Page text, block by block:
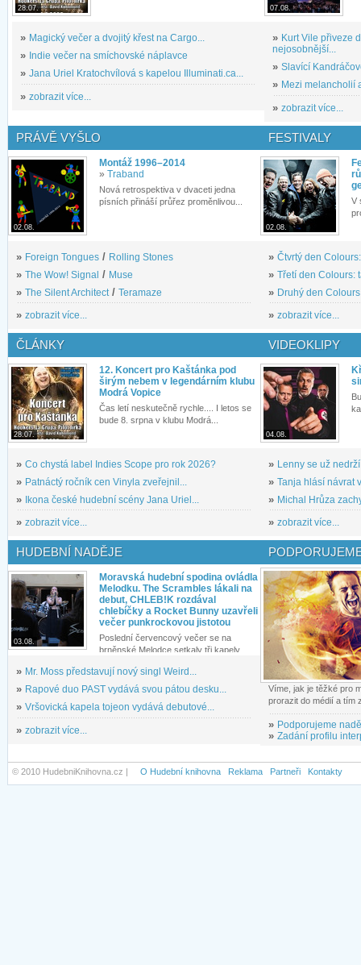
28.07.
» Magický večer a dvojitý křest na Cargo...
» Indie večer na smíchovské náplavce
» Jana Uriel Kratochvílová s kapelou Illuminati.ca...
» zobrazit více...
07.08.
» Kurt Vile přiveze
nejosobnější...
» Slavící
» Mezi melancholií
» zobrazit více...
PRÁVĚ VYŠLO
02.08.
Montáž 1996–2014
» Traband
Nová retrospektiva v dvaceti jedna
písních přináší průřez proměnlivou...
» Foreign Tongues / Rolling Stones
» The Wow! Signal / Muse
» The Silent Architect / Teramaze
» zobrazit více...
FESTIVALY
02.08.
V
» Čtvrtý den
» Třetí den Colours:
» Druhý den
» zobrazit více...
ČLÁNKY
28.07.
12. Koncert pro Kaštánka pod
širým nebem v legendárním klubu
Modrá Vopice
Čas letí neskutečně rychle.... I letos se
bude 8. srpna v klubu Modrá...
» Co chystá label Indies Scope pro rok 2026?
» Patnáctý ročník cen Vinyla zveřejnil...
»
Ikona české hudební scény Jana Uriel...
» zobrazit více...
VIDEOKLIPY
04.08.
» Lenny se už
» Tanja hlásí návrat
» Michal Hrůza
» zobrazit více...
HUDEBNÍ NADĚJE
03.08.
Moravská hudební spodina ovládla
Melodku. The Scrambles lákali na
debut, CHLEB!K rozdával
chlebíčky a Rocket Bunny uzavřeli
večer punkrockovou jistotou
Poslední červencový večer se na
brněnské Melodce setkaly tři kapely...
» Mr. Moss představují nový singl Weird...
» Rapové duo PAST vydává svou pátou desku...
» Vršovická kapela tojeon vydává debutové...
» zobrazit více...
Víme, jak je těžké pro
prorazit do médií a tím
» Podporujeme
» Zadání profilu
© 2010 HudebniKnihovna.cz | O Hudební knihovna Reklama Partneři Kontakty